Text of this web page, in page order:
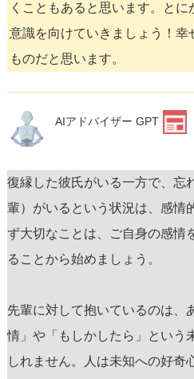
くこともあると思います。と
意識を向けていきましょう！幸
ものだと思います。
AIアドバイザー GPT
復縁した彼氏がいる一方で、忘
輩）がいるという状況は、感情
ず大切なことは、ご自身の感情
ることから始めましょう。
先輩に対して抱いているのは、
情」や「もしかしたら」という
しれません。人は未知への好奇